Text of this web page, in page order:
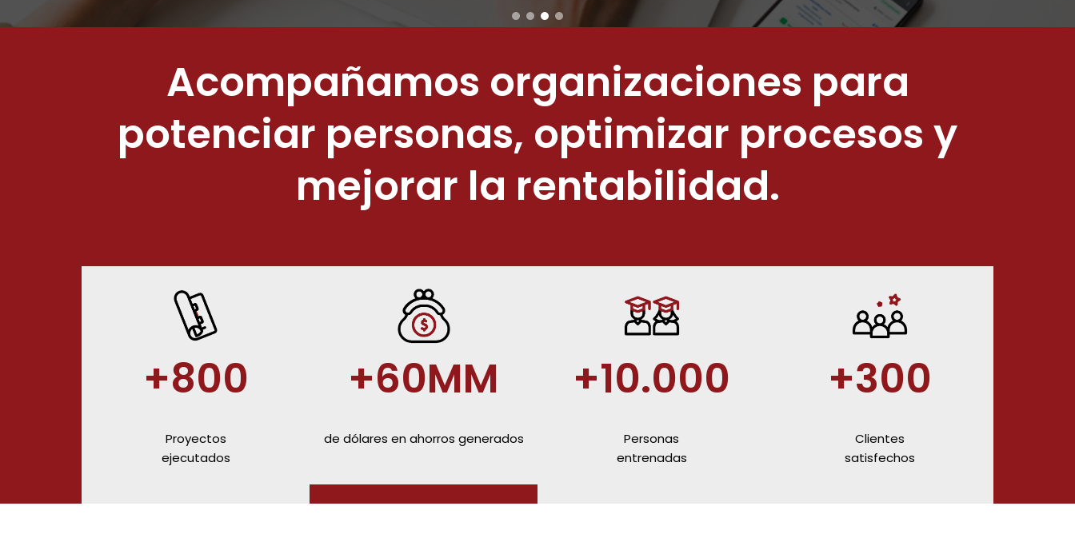
Acompañamos organizaciones para
potenciar personas, optimizar procesos y
mejorar la rentabilidad.
+800
Proyectos
ejecutados
+60MM
de dólares en ahorros generados
+10.000
Personas
entrenadas
+300
Clientes
satisfechos